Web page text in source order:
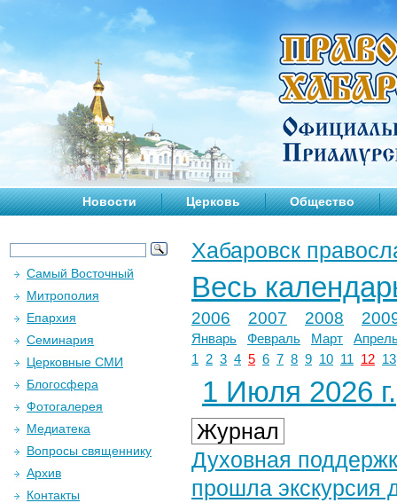
Новости Церковь Общество
Хабаровск
Весь
2006 2007 2008
Январь Февраль Март
1
2 3 4 5 6 7 8 9 10 11 12 13
1 Июля 2026 г.
Журнал
Духовная
прошла экскурсия
Самый Восточный
Митрополия
Епархия
Семинария
Церковные СМИ
Блогосфера
Фотогалерея
Медиатека
Вопросы священнику
Архив
Контакты